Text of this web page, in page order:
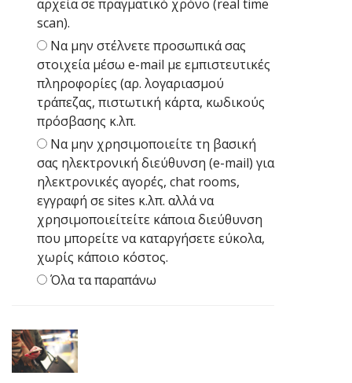
αρχεία σε πραγματικό χρόνο (real time
scan).
Να μην στέλνετε προσωπικά σας
στοιχεία μέσω e-mail με εμπιστευτικές
πληροφορίες (αρ. λογαριασμού
τράπεζας, πιστωτική κάρτα, κωδικούς
πρόσβασης κ.λπ.
Να μην χρησιμοποιείτε τη βασική
σας ηλεκτρονική διεύθυνση (e-mail) για
ηλεκτρονικές αγορές, chat rooms,
εγγραφή σε sites κ.λπ. αλλά να
χρησιμοποιείτείτε κάποια διεύθυνση
που μπορείτε να καταργήσετε εύκολα,
χωρίς κάποιο κόστος.
Όλα τα παραπάνω